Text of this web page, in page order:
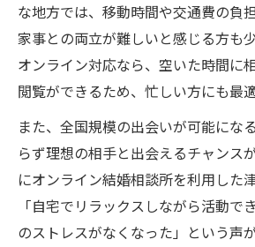
な地方では、移動時間や交通費の負
家事との両立が難しいと感じる方も
オンライン対応なら、空いた時間に
閲覧ができるため、忙しい方にも最適
また、全国規模の出会いが可能にな
らず理想の相手と出会えるチャンス
にオンライン結婚相談所を利用した
「自宅でリラックスしながら活動で
のストレスがなくなった」という声